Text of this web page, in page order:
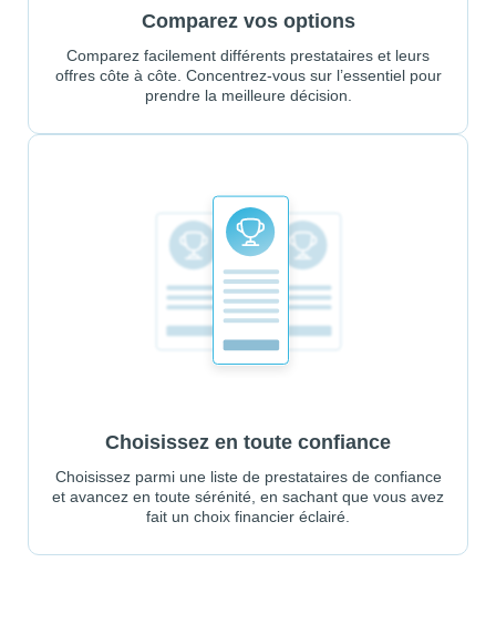
Comparez vos options
Comparez facilement différents prestataires et leurs
offres côte à côte. Concentrez-vous sur l’essentiel pour
prendre la meilleure décision.
Choisissez en toute confiance
Choisissez parmi une liste de prestataires de confiance
et avancez en toute sérénité, en sachant que vous avez
fait un choix financier éclairé.